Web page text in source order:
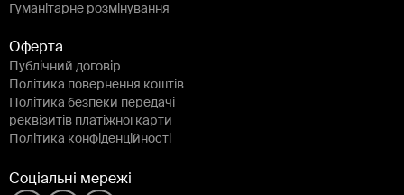
Гуманітарне розмінування
Оферта
Публічний договір
Політика повернення коштів
Політика безпеки передачі
реквізитів платіжної карти
Політика конфіденційності
Соціальні мережі